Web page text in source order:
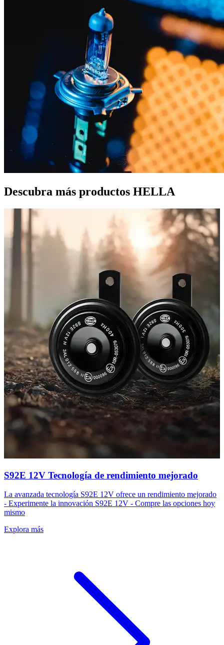
Descubra más productos HELLA
S92E 12V Tecnología de rendimiento mejorado
La avanzada tecnología S92E 12V ofrece un rendimiento mejorado
- Experimente la innovación S92E 12V - Compre las opciones hoy
mismo
Explora más